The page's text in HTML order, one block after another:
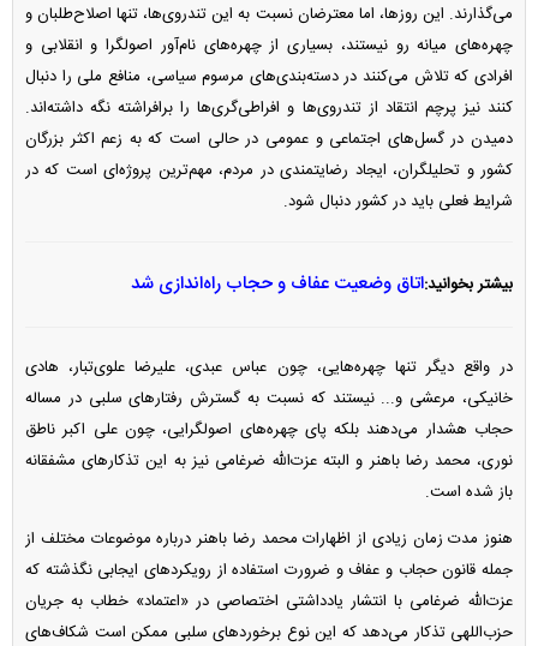
می‌گذارند. این روزها، اما معترضان نسبت به این تندروی‌ها، تنها اصلاح‌طلبان و
چهره‌های میانه رو نیستند، بسیاری از چهره‌های نام‌آور اصولگرا و انقلابی و
افرادی که تلاش می‌کنند در دسته‌بندی‌های مرسوم سیاسی، منافع ملی را دنبال
کنند نیز پرچم انتقاد از تندروی‌ها و افراطی‌گری‌ها را برافراشته نگه داشته‌اند.
دمیدن در گسل‌های اجتماعی و عمومی در حالی است که به زعم اکثر بزرگان
کشور و تحلیلگران، ایجاد رضایتمندی در مردم، مهم‌ترین پروژه‌ای است که در
شرایط فعلی باید در کشور دنبال شود.
بیشتر بخوانید:اتاق وضعیت عفاف و حجاب راه‌اندازی شد
در واقع دیگر تنها چهره‌هایی، چون عباس عبدی، علیرضا علوی‌تبار، هادی
خانیکی، مرعشی و... نیستند که نسبت به گسترش رفتار‌های سلبی در مساله
حجاب هشدار می‌دهند بلکه پای چهره‌های اصولگرایی، چون علی اکبر ناطق
نوری، محمد رضا باهنر و البته عزت‌الله ضرغامی نیز به این تذکار‌های مشفقانه
باز شده است.
هنوز مدت زمان زیادی از اظهارات محمد رضا باهنر درباره موضوعات مختلف از
جمله قانون حجاب و عفاف و ضرورت استفاده از رویکرد‌های ایجابی نگذشته که
عزت‌الله ضرغامی با انتشار یادداشتی اختصاصی در «اعتماد» خطاب به جریان
حزب‌اللهی تذکار می‌دهد که این نوع برخورد‌های سلبی ممکن است شکاف‌های